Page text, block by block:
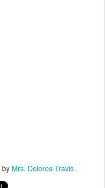
by Mrs. Dolores Travis